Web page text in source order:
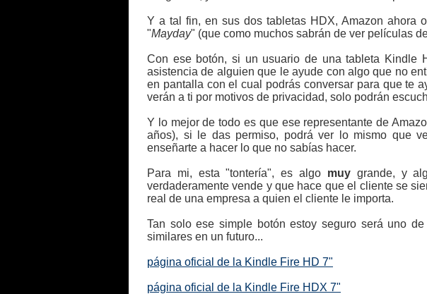
Y a tal fin, en sus dos tabletas HDX, Amazon ahora
"Mayday" (que como muchos sabrán de ver películas
Con ese botón, si un usuario de una tableta Kindle
asistencia de alguien que le ayude con algo que no
en pantalla con el cual podrás conversar para que te
verán a ti por motivos de privacidad, solo podrán
Y lo mejor de todo es que ese representante de
años), si le das permiso, podrá ver lo mismo que
enseñarte a hacer lo que no sabías hacer.
Para mi, esta "tontería", es algo muygrande, y
verdaderamente vende y que hace que el cliente se
real de una empresa a quien el cliente le importa.
Tan solo ese simple botón estoy seguro será uno
similares en un futuro...
página oficial de la Kindle Fire HD 7"
página oficial de la Kindle Fire HDX 7"